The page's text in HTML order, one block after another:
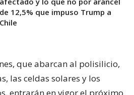
las celdas solares y los
entrarán en vigor el próximo
y de Seguridad
la aplicación de las medidas y